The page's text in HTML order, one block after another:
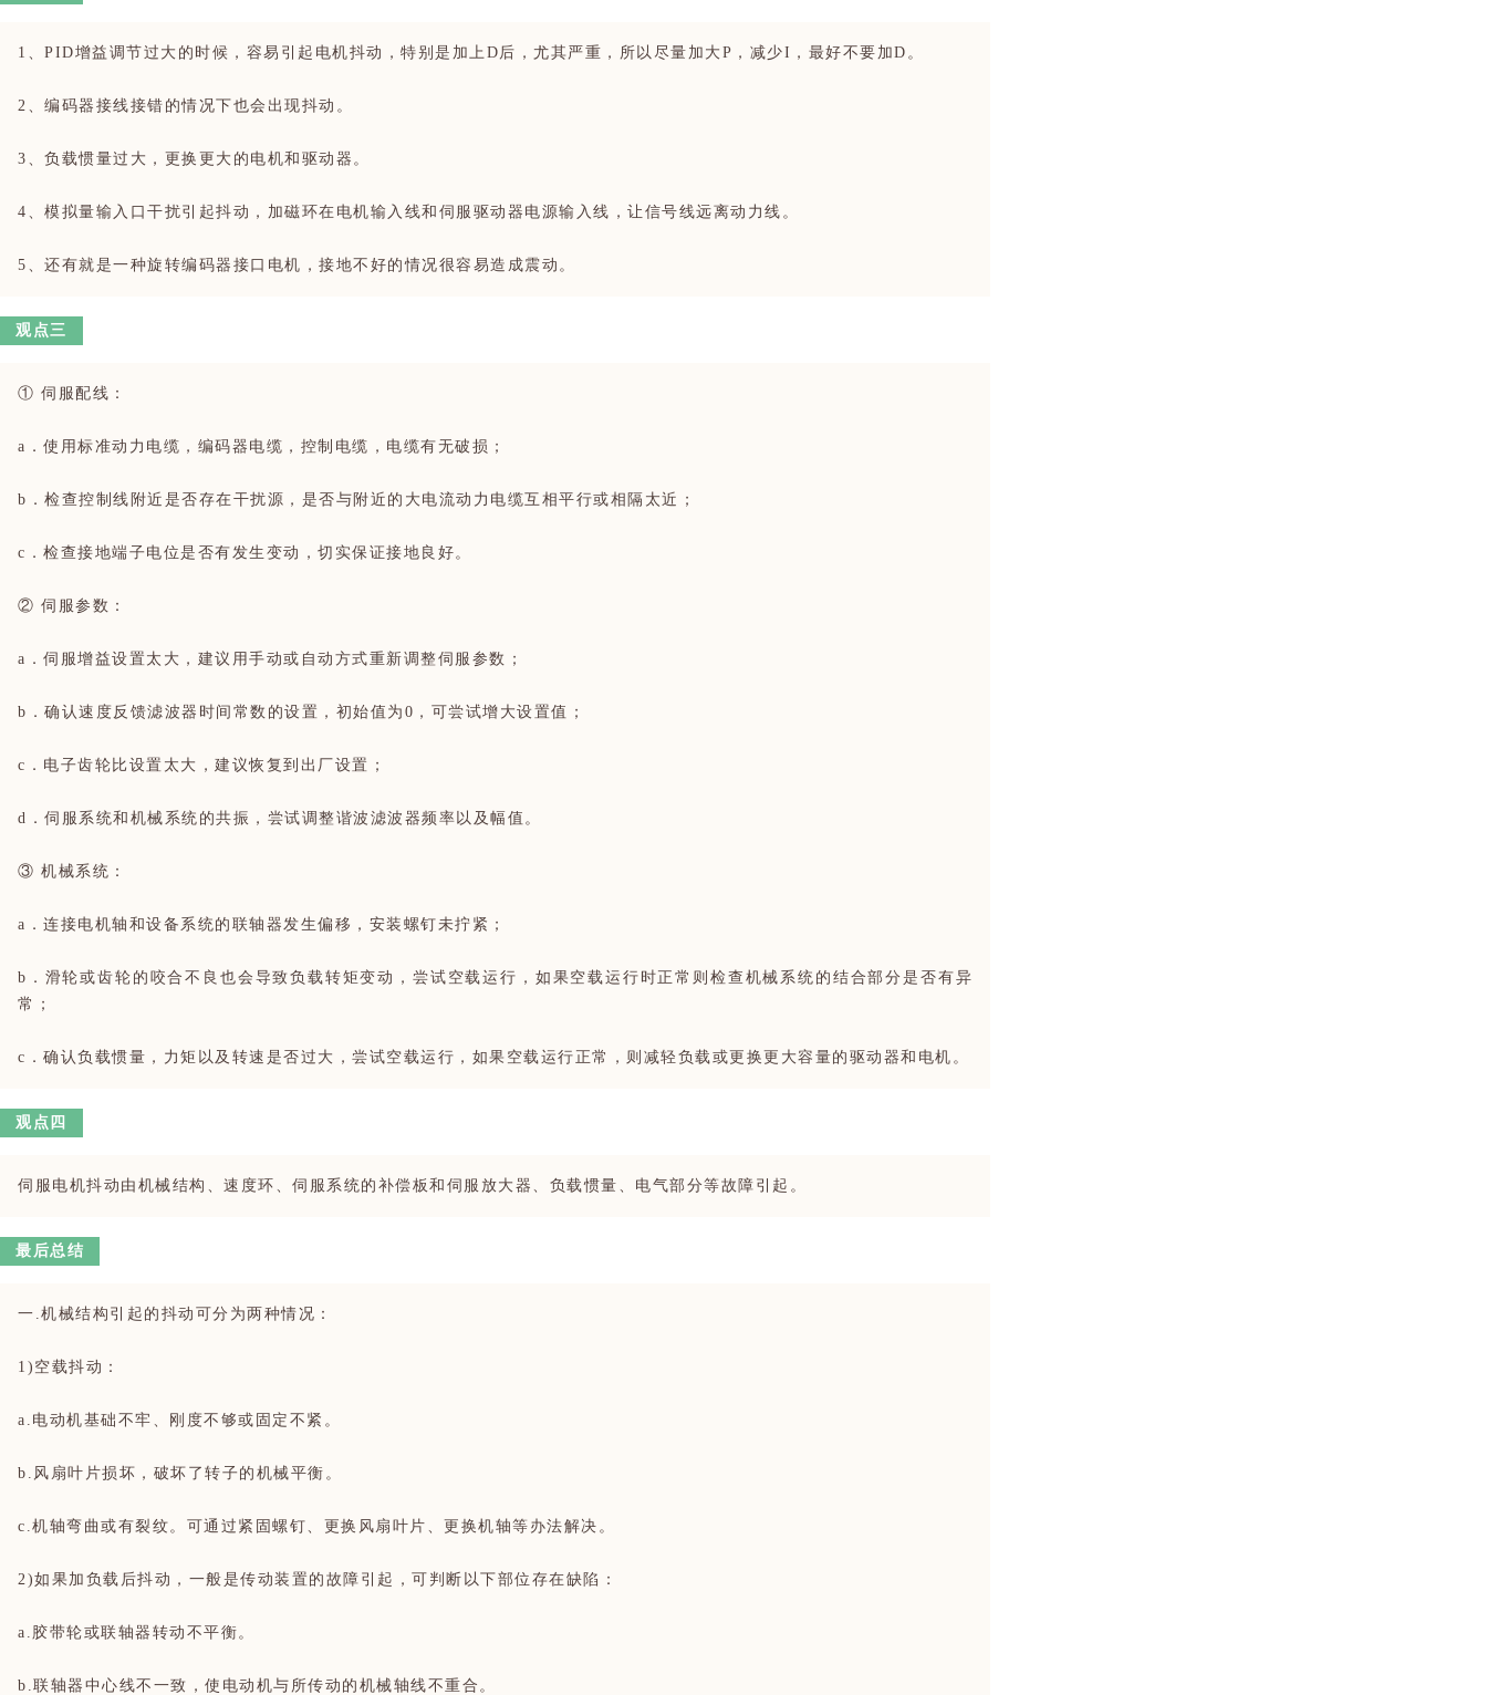
1、PID增益调节过大的时候，容易引起电机抖动，特别是加上D后，尤其严重，所以尽量加大P，减少I，最好不要加D。
2、编码器接线接错的情况下也会出现抖动。
3、负载惯量过大，更换更大的电机和驱动器。
4、模拟量输入口干扰引起抖动，加磁环在电机输入线和伺服驱动器电源输入线，让信号线远离动力线。
5、还有就是一种旋转编码器接口电机，接地不好的情况很容易造成震动。
观点三
① 伺服配线：
a．使用标准动力电缆，编码器电缆，控制电缆，电缆有无破损；
b．检查控制线附近是否存在干扰源，是否与附近的大电流动力电缆互相平行或相隔太近；
c．检查接地端子电位是否有发生变动，切实保证接地良好。
② 伺服参数：
a．伺服增益设置太大，建议用手动或自动方式重新调整伺服参数；
b．确认速度反馈滤波器时间常数的设置，初始值为0，可尝试增大设置值；
c．电子齿轮比设置太大，建议恢复到出厂设置；
d．伺服系统和机械系统的共振，尝试调整谐波滤波器频率以及幅值。
③ 机械系统：
a．连接电机轴和设备系统的联轴器发生偏移，安装螺钉未拧紧；
b．滑轮或齿轮的咬合不良也会导致负载转矩变动，尝试空载运行，如果空载运行时正常则检查机械系统的结合部分是否有异
常；
c．确认负载惯量，力矩以及转速是否过大，尝试空载运行，如果空载运行正常，则减轻负载或更换更大容量的驱动器和电机。
观点四
伺服电机抖动由机械结构、速度环、伺服系统的补偿板和伺服放大器、负载惯量、电气部分等故障引起。
最后总结
一.机械结构引起的抖动可分为两种情况：
1)空载抖动：
a.电动机基础不牢、刚度不够或固定不紧。
b.风扇叶片损坏，破坏了转子的机械平衡。
c.机轴弯曲或有裂纹。可通过紧固螺钉、更换风扇叶片、更换机轴等办法解决。
2)如果加负载后抖动，一般是传动装置的故障引起，可判断以下部位存在缺陷：
a.胶带轮或联轴器转动不平衡。
b.联轴器中心线不一致，使电动机与所传动的机械轴线不重合。